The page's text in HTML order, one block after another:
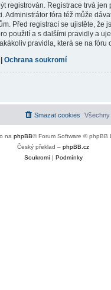
registrován. Registrace trvá jen
Administrátor fóra též může
Před registrací se ujistěte, že
použití a s dalšími pravidly a
pravidla, která se na fóru
| Ochrana soukromí
Smazat cookies
na phpBB® Forum Software © phpBB
Český překlad – phpBB.cz
Soukromí| Podmínky